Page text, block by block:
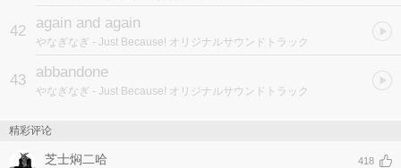
42 again and again
やなぎなぎ - Just Because! オリジナルサウンドトラック
43 abbandone
やなぎなぎ - Just Because! オリジナルサウンドトラック
精彩评论
芝士焖二哈 418